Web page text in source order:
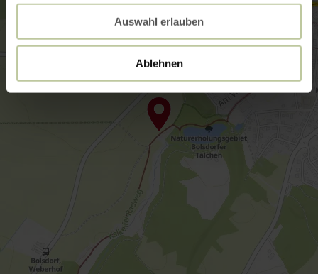
Auswahl erlauben
Ablehnen